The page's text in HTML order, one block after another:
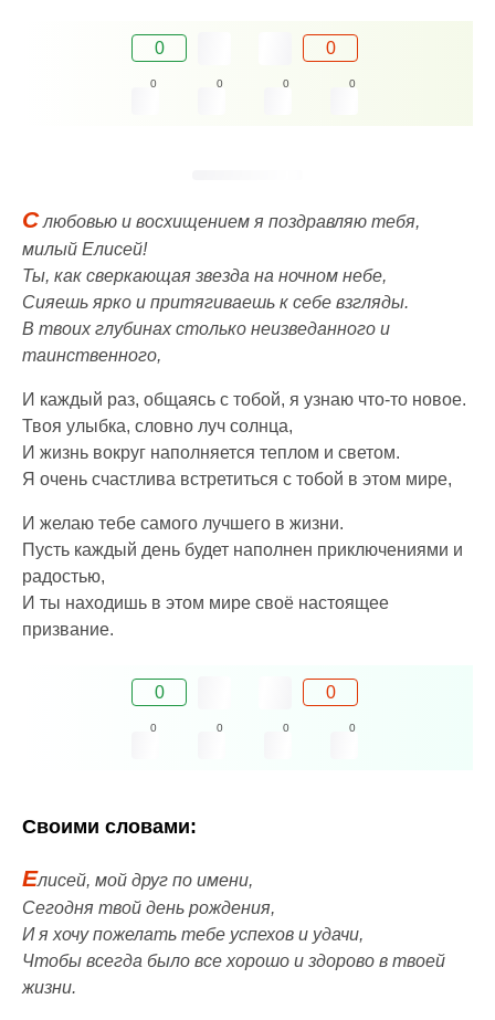
0 0
0 0 0 0
Слюбовью и восхищением я поздравляю тебя,
милый Елисей!
Ты, как сверкающая звезда на ночном небе,
Сияешь ярко и притягиваешь к себе взгляды.
В твоих глубинах столько неизведанного и
таинственного,
И каждый раз, общаясь с тобой, я узнаю что-то новое.
Твоя улыбка, словно луч солнца,
И жизнь вокруг наполняется теплом и светом.
Я очень счастлива встретиться с тобой в этом мире,
И желаю тебе самого лучшего в жизни.
Пусть каждый день будет наполнен приключениями и
радостью,
И ты находишь в этом мире своё настоящее
призвание.
0 0
0 0 0 0
Своими словами:
Елисей, мой друг по имени,
Сегодня твой день рождения,
И я хочу пожелать тебе успехов и удачи,
Чтобы всегда было все хорошо и здорово в твоей
жизни.